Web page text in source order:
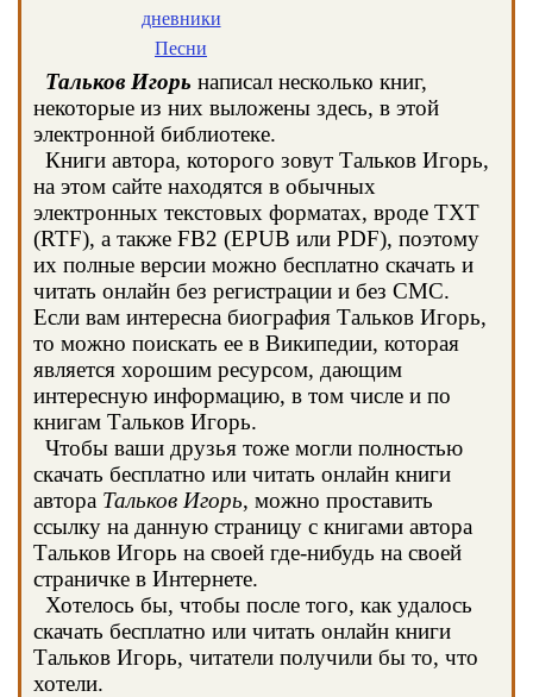
дневники
Песни
Тальков Игорь написал несколько книг,
некоторые из них выложены здесь, в этой
электронной библиотеке.
Книги автора, которого зовут Тальков Игорь,
на этом сайте находятся в обычных
электронных текстовых форматах, вроде TXT
(RTF), а также FB2 (EPUB или PDF), поэтому
их полные версии можно бесплатно скачать и
читать онлайн без регистрации и без СМС.
Если вам интересна биография Тальков Игорь,
то можно поискать ее в Википедии, которая
является хорошим ресурсом, дающим
интересную информацию, в том числе и по
книгам Тальков Игорь.
Чтобы ваши друзья тоже могли полностью
скачать бесплатно или читать онлайн книги
автора Тальков Игорь, можно проставить
ссылку на данную страницу с книгами автора
Тальков Игорь на своей где-нибудь на своей
страничке в Интернете.
Хотелось бы, чтобы после того, как удалось
скачать бесплатно или читать онлайн книги
Тальков Игорь, читатели получили бы то, что
хотели.